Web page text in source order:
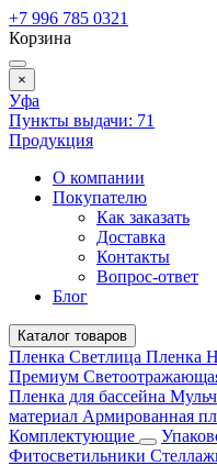
+7 996 785 0321
Корзина
×
Уфа
Пункты выдачи: 71
Продукция
О компании
Покупателю
Как заказать
Доставка
Контакты
Вопрос-ответ
Блог
Каталог товаров
Пленка Светлица Пленка
Премиум
Пленка для бассейна
материал Армированная
Комплектующие
Фитосветильники